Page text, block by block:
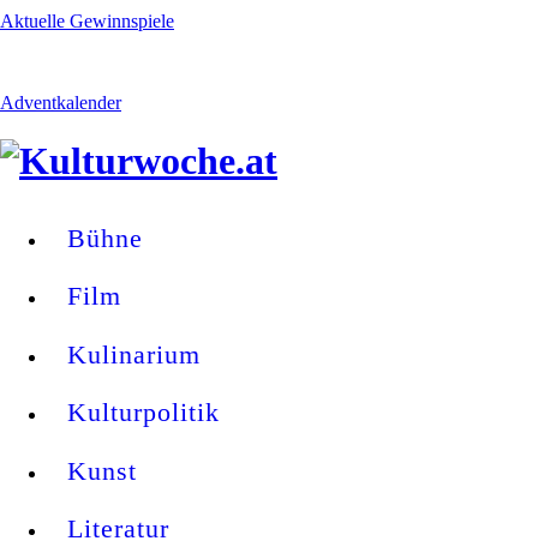
Aktuelle Gewinnspiele
Adventkalender
Bühne
Film
Kulinarium
Kulturpolitik
Kunst
Literatur